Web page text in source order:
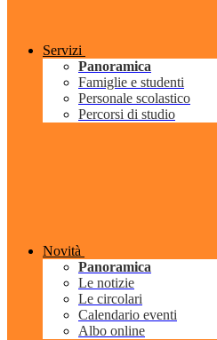
Servizi
Panoramica
Famiglie e studenti
Personale scolastico
Percorsi di studio
Novità
Panoramica
Le notizie
Le circolari
Calendario eventi
Albo online